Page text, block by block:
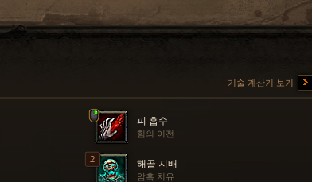
기술 계산기 보기
피 흡수
힘의 이전
해골 지배
암흑 치유